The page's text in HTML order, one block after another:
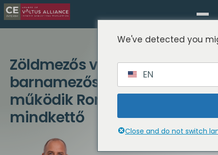
Zöldmezős vagy
barnamezős? Miért
működik Románia
mindkettő
We've detected you
EN
Close and do not switch